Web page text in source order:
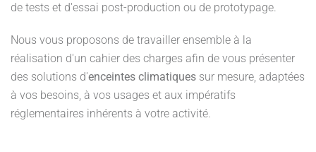
de tests et d'essai post-production ou de prototypage.
Nous vous proposons de travailler ensemble à la
réalisation d'un cahier des charges afin de vous présenter
des solutions d'enceintes climatiques sur mesure, adaptées
à vos besoins, à vos usages et aux impératifs
réglementaires inhérents à votre activité.